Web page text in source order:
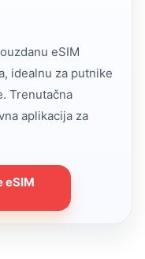
eSIM
idealnu za putnike
Trenutačna
aplikacija za
eSIM